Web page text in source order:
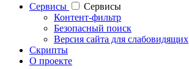
Cервисы
Cервисы
Контент-фильтр
Безопасный поиск
Версия сайта для слабовидящих
Скрипты
О проекте